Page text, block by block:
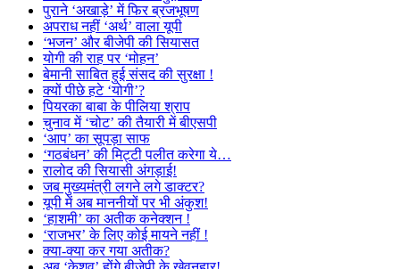
पुराने ‘अखाड़े’ में फिर ब्रजभूषण
अपराध नहीं ‘अर्थ’ वाला यूपी
‘भजन’ और बीजेपी की सियासत
योगी की राह पर ‘मोहन’
बेमानी साबित हुई संसद की सुरक्षा !
क्यों पीछे हटे ‘योगी’?
पियरका बाबा के पीलिया श्राप
चुनाव में ‘चोट’ की तैयारी में बीएसपी
‘आप’ का सूपड़ा साफ
‘गठबंधन’ की मिट्टी पलीत करेगा ये…
रालोद की सियासी अंगड़ाई!
जब मुख्यमंत्री लगने लगे डाक्टर?
यूपी में अब माननीयों पर भी अंकुश!
‘हाशमी’ का अतीक कनेक्शन !
‘राजभर’ के लिए कोई मायने नहीं !
क्या-क्या कर गया अतीक?